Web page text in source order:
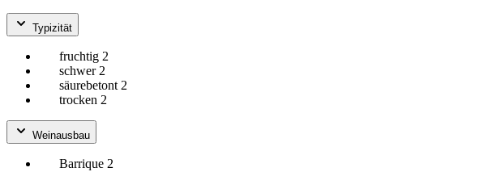
Typizität
fruchtig 2
schwer 2
säurebetont 2
trocken 2
Weinausbau
Barrique 2